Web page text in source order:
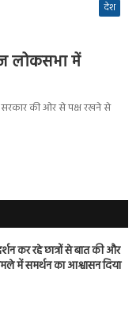
देश
लोकसभा में
सरकार की ओर से पक्ष रखने से
कर रहे छात्रों से बात की और
में समर्थन का आश्वासन दिया